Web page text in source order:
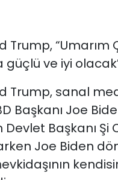
Trump, “Umarım
ve iyi
Trump, sanal
Başkanı Joe
Başkanı Şi
Joe Biden